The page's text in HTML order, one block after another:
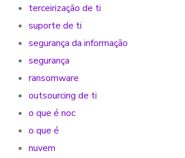
terceirização de ti
suporte de ti
segurança da informação
segurança
ransomware
outsourcing de ti
o que é noc
o que é
nuvem